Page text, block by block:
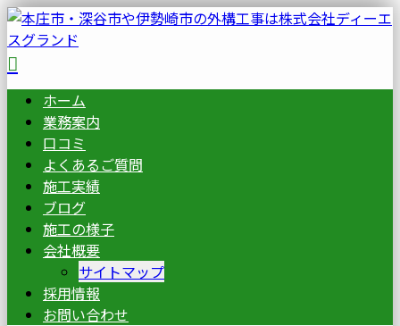
ホーム
業務案内
口コミ
よくあるご質問
施工実績
ブログ
施工の様子
会社概要
サイトマップ
採用情報
お問い合わせ